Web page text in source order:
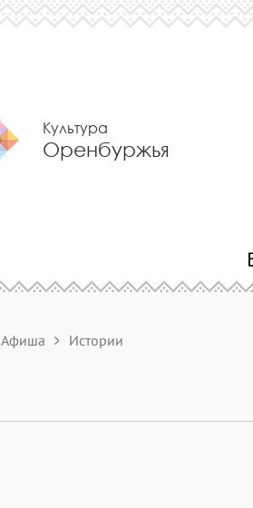
Культура
Оренбуржья
Афиша Истории